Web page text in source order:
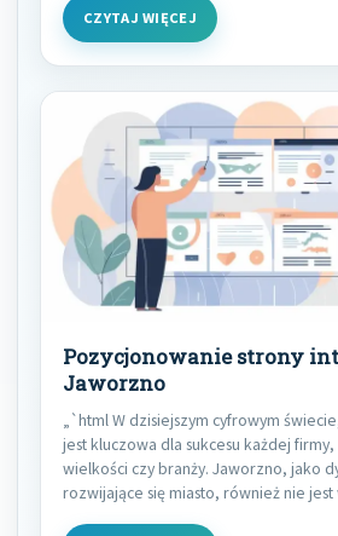
CZYTAJ WIĘCEJ
Pozycjonowanie strony
Jaworzno
„`html W dzisiejszym cyfrowym
jest kluczowa dla sukcesu każdej
wielkości czy branży. Jaworzno, jako
rozwijające się miasto, również nie jest